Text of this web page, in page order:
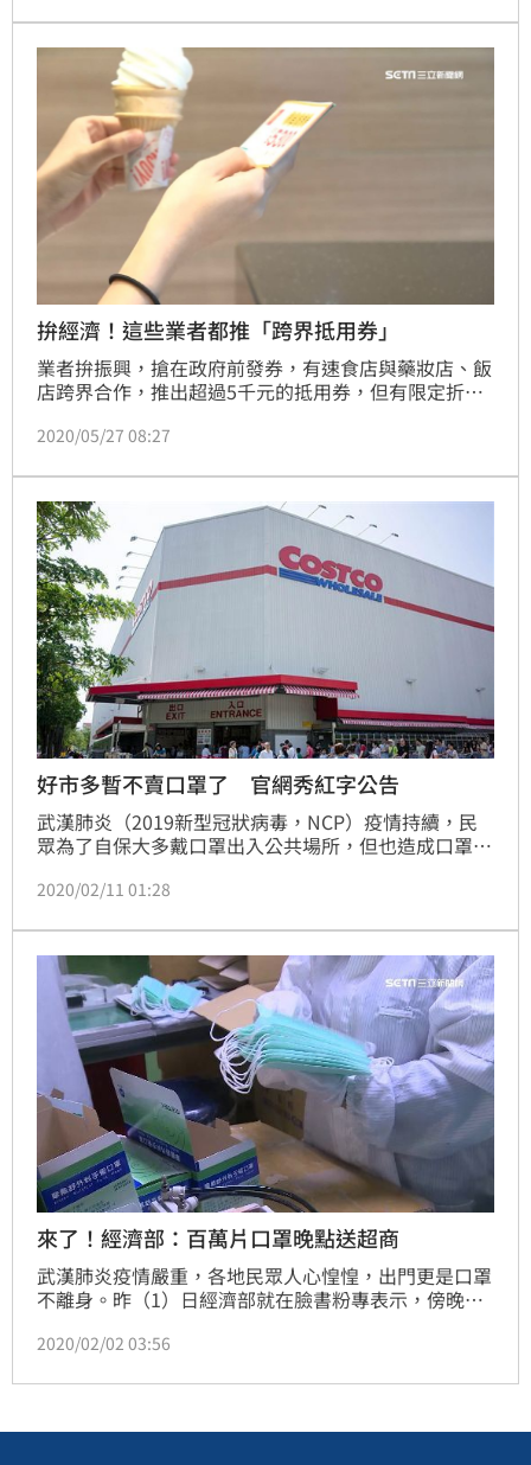
拚經濟！這些業者都推「跨界抵用券」
業者拚振興，搶在政府前發券，有速食店與藥妝店、飯
店跨界合作，推出超過5千元的抵用券，但有限定折扣
物優惠，打跨界促銷！
2020/05/27 08:27
好市多暫不賣口罩了 官網秀紅字公告
武漢肺炎（2019新型冠狀病毒，NCP）疫情持續，民
眾為了自保大多戴口罩出入公共場所，但也造成口罩供
了配合政府，將暫停補貨，目前在好市多官網也可見公
為了口罩白跑一趟。
2020/02/11 01:28
來了！經濟部：百萬片口罩晚點送超商
武漢肺炎疫情嚴重，各地民眾人心惶惶，出門更是口罩
不離身。昨（1）日經濟部就在臉書粉專表示，傍晚會
殺的情形，讓許多民眾哀號「買不到」，對此，經濟部
四大超商及藥妝店，大約晚上才會到貨。（記者：劉沛
2020/02/02 03:56